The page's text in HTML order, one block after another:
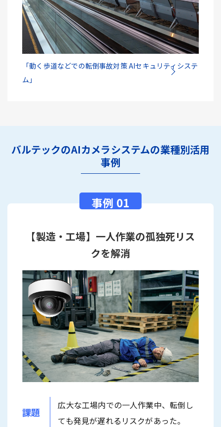
「動く歩道などでの転倒事故対策 AIセキュリティシステ
ム」
バルテックのAIカメラシステムの業種別活用
事例
【製造・工場】一人作業の孤独死リス
クを解消
課題
広大な工場内での一人作業中、転倒し
ても発見が遅れるリスクがあった。